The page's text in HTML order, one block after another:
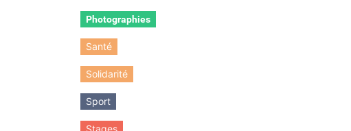
Photographies
Santé
Solidarité
Sport
Stages